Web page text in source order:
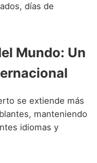
días de
Mundo: Un
se extiende más
manteniendo
idiomas y